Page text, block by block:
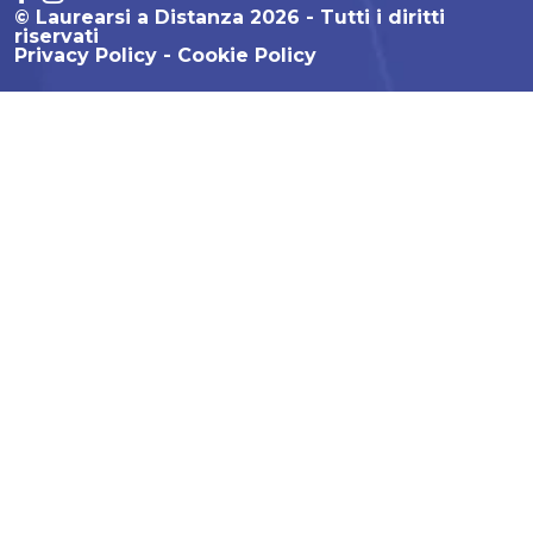
© Laurearsi a Distanza 2026 - Tutti i diritti
riservati
Privacy Policy
Cookie Policy